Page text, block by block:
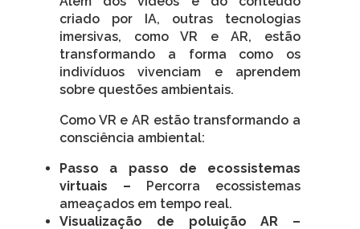
criado por IA, outras tecnologias
imersivas, como VR e AR, estão
transformando a forma como os
indivíduos vivenciam e aprendem
sobre questões ambientais.
Como VR e AR estão transformando a
consciência ambiental:
Passo a passo de ecossistemas
virtuais – Percorra ecossistemas
ameaçados em tempo real.
Visualização de poluição AR –